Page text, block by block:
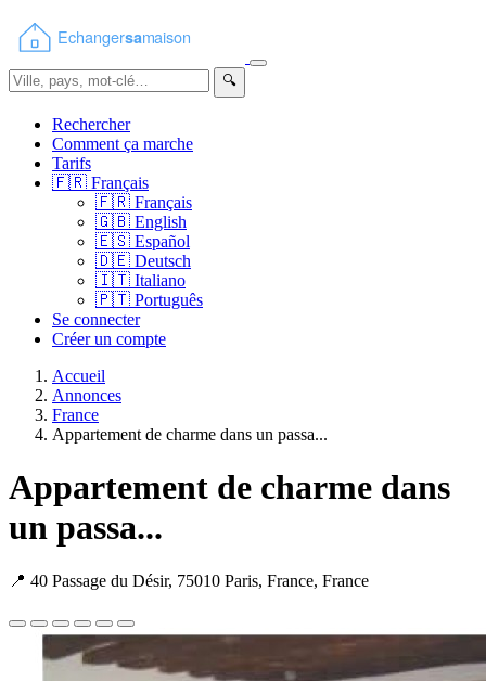
🔍
Rechercher
Comment ça marche
Tarifs
🇫🇷 Français
🇫🇷 Français
🇬🇧 English
🇪🇸 Español
🇩🇪 Deutsch
🇮🇹 Italiano
🇵🇹 Português
Se connecter
Créer un compte
Accueil
Annonces
France
Appartement de charme dans un passa...
Appartement de charme dans
un passa...
📍 40 Passage du Désir, 75010 Paris, France, France